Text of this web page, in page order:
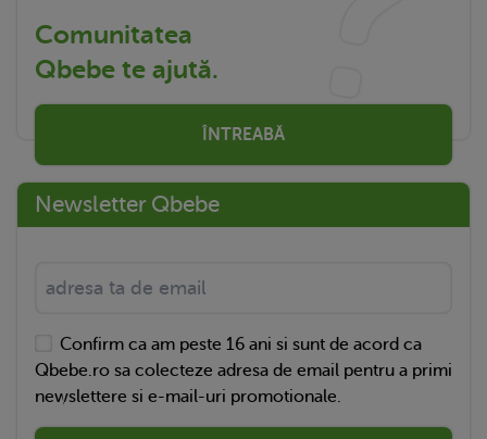
Comunitatea
Qbebe te ajută.
ÎNTREABĂ
Newsletter Qbebe
Confirm ca am peste 16 ani si sunt de acord ca
Qbebe.ro sa colecteze adresa de email pentru a primi
newslettere si e-mail-uri promotionale.